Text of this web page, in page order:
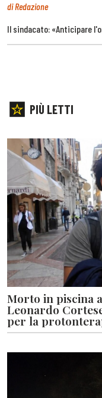
di Redazione
Il sindacato: «Anticipare
PIÙ LETTI
Morto in piscina
Leonardo
per la